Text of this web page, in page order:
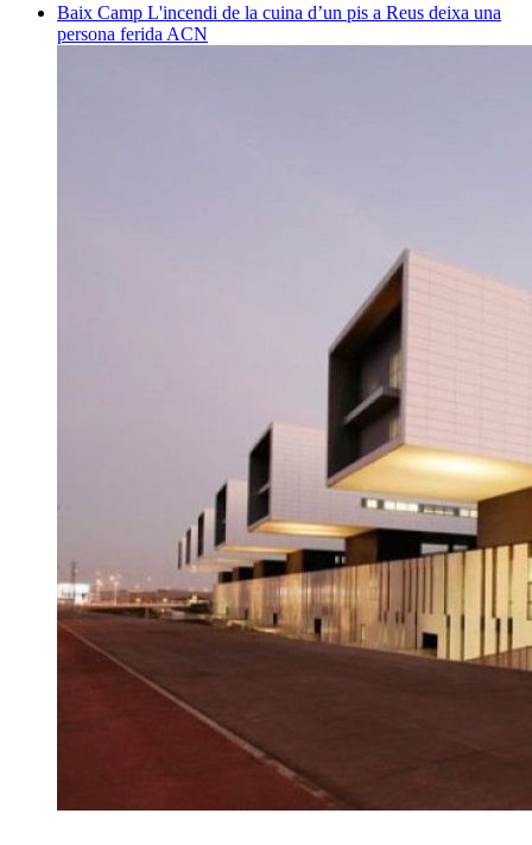
Baix Camp L'incendi de la cuina d’un pis a Reus deixa una
persona ferida ACN